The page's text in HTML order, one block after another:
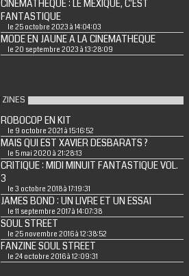
CINEMATHEQUE : LE MEXIQUE, C'EST
FANTASTIQUE
le 25 octobre 2023 à 14:04:03
MODE EN JAUNE A LA CINEMATHEQUE
le 20 septembre 2023 à 13:28:09
ZINES
ROBOCOP EN KIT
le 9 octobre 2021 à 15:16:52
MAIS QUI EST XAVIER DESBARATS ?
le 5 mai 2020 à 21:28:13
CRITIQUE : MIDI MINUIT FANTASTIQUE VOL.
3
le 3 octobre 2018 à 17:19:31
JAMES BOND : UN LIVRE ET UN ESSAI
le 11 septembre 2017 à 14:07:38
SOUL STREET
le 25 novembre 2016 à 12:38:52
FANZINE SOUL STREET
le 24 octobre 2016 à 12:09:31